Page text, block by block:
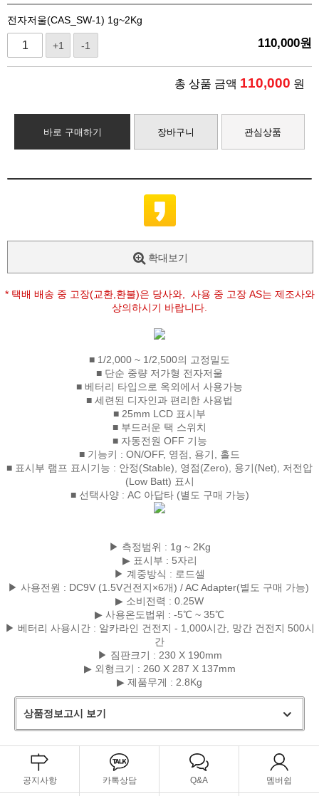
전자저울(CAS_SW-1) 1g~2Kg
+1 -1 110,000원
총 상품 금액 110,000 원
바로 구매하기 장바구니 관심상품
확대보기
* 택배 배송 중 고장(교환,환불)은 당사와, 사용 중 고장 AS는 제조사와
상의하시기 바랍니다.
■ 1/2,000 ~ 1/2,500의 고정밀도
■ 단순 중량 저가형 전자저울
■ 베터리 타입으로 옥외에서 사용가능
■ 세련된 디자인과 편리한 사용법
■ 25mm LCD 표시부
■ 부드러운 택 스위치
■ 자동전원 OFF 기능
■ 기능키 : ON/OFF, 영점, 용기, 홀드
■ 표시부 램프 표시기능 : 안정(Stable), 영점(Zero), 용기(Net), 저전압
(Low Batt) 표시
■ 선택사양 : AC 아답타 (별도 구매 가능)
▶ 측정범위 : 1g ~ 2Kg
▶ 표시부 : 5자리
▶ 계중방식 : 로드셀
▶ 사용전원 : DC9V (1.5V건전지×6개) / AC Adapter(별도 구매 가능)
▶ 소비전력 : 0.25W
▶ 사용온도법위 : -5℃ ~ 35℃
▶ 베터리 사용시간 : 알카라인 건전지 - 1,000시간, 망간 건전지 500시
간
▶ 짐판크기 : 230 X 190mm
▶ 외형크기 : 260 X 287 X 137mm
▶ 제품무게 : 2.8Kg
상품정보고시 보기
공지사항 카톡상담 Q&A 멤버쉽